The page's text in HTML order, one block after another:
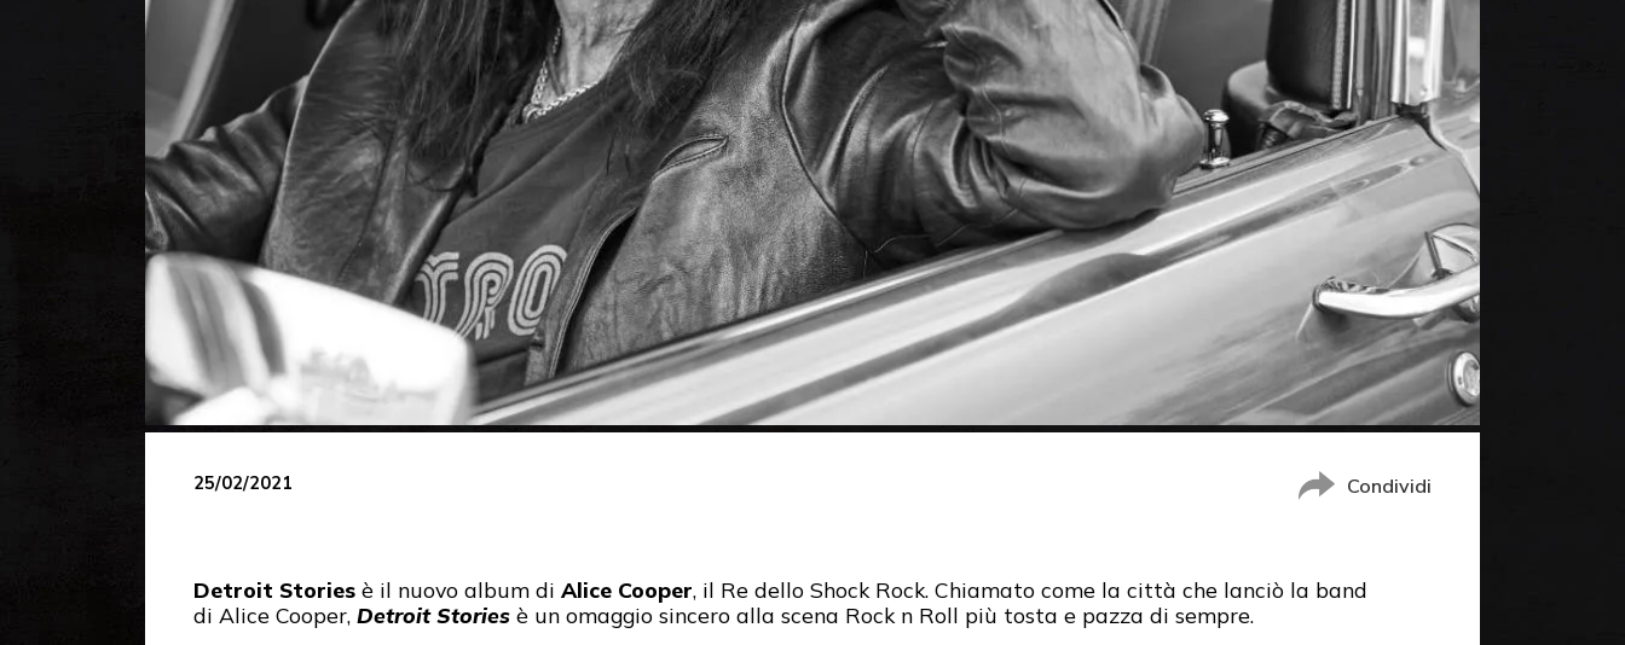
25/02/2021 Condividi
Detroit Stories è il nuovo album di Alice Cooper, il Re dello Shock Rock. Chiamato come la città che lanciò la band
di Alice Cooper, Detroit Stories è un omaggio sincero alla scena Rock n Roll più tosta e pazza di sempre.